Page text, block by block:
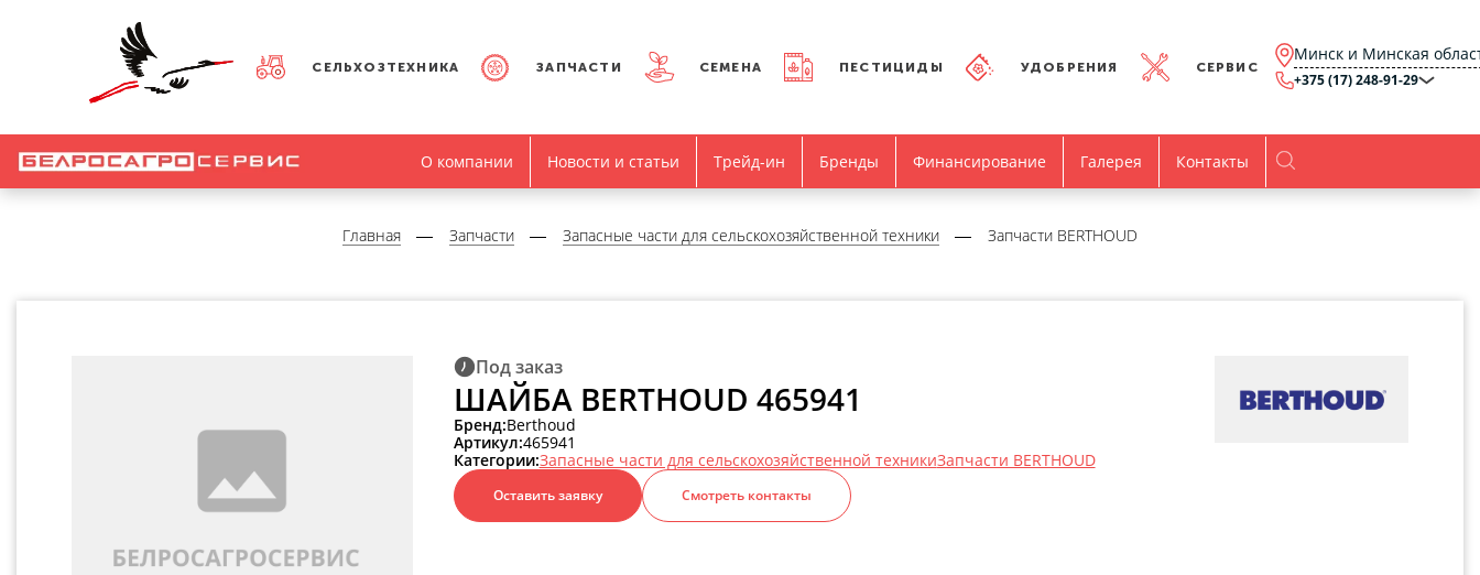
СЕЛЬХОЗТЕХНИКА ЗАПЧАСТИ СЕМЕНА ПЕСТИЦИДЫ УДОБРЕНИЯ СЕРВИС
Минск и Минская
область
Гомель и Гомельская
+375 (17) 248-91-29
office@agro.by
Время работы
Пн-Пт: 8.00-17.00
О компании Новости и статьи Трейд-ин Бренды Финансирование Галерея Контакты
Главная Запчасти Запасные части для сельскохозяйственной техники Запчасти BERTHOUD
Под заказ
ШАЙБА BERTHOUD 465941
Бренд:Berthoud
Артикул:465941
Категории:Запасные части для сельскохозяйственной техникиЗапчасти BERTHOUD
Оставить заявку Смотреть контакты